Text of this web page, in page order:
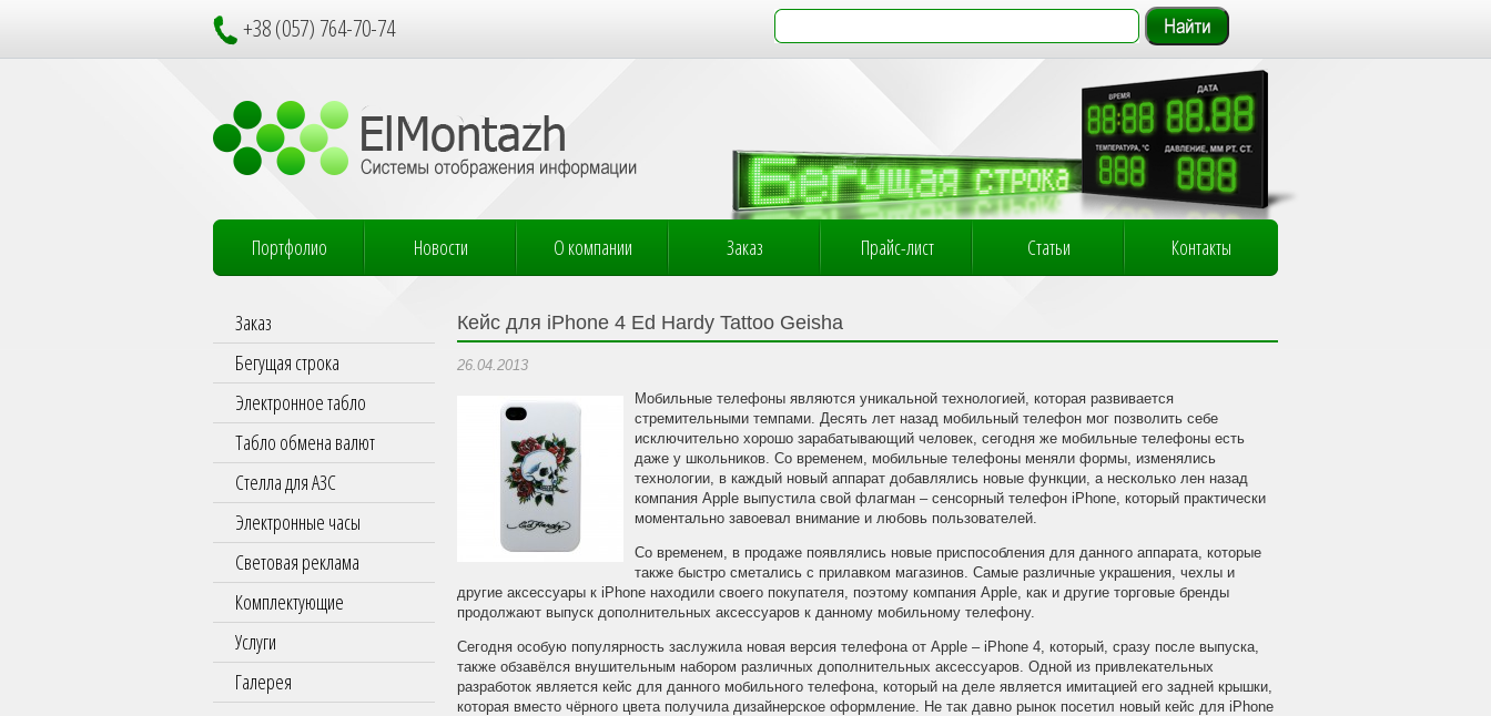
+38 (057) 764-70-74
Портфолио Новости О компании Заказ Прайс-лист Статьи Контакты
Заказ
Бегущая строка
Электронное табло
Табло обмена валют
Стелла для АЗС
Электронные часы
Световая реклама
Комплектующие
Услуги
Галерея
Кейс для iPhone 4 Ed Hardy Tattoo Geisha
26.04.2013
Мобильные телефоны являются уникальной технологией, которая развивается
стремительными темпами. Десять лет назад мобильный телефон мог позволить себе
исключительно хорошо зарабатывающий человек, сегодня же мобильные телефоны есть
даже у школьников. Со временем, мобильные телефоны меняли формы, изменялись
технологии, в каждый новый аппарат добавлялись новые функции, а несколько лен назад
компания Apple выпустила свой флагман – сенсорный телефон iPhone, который практически
моментально завоевал внимание и любовь пользователей.
Со временем, в продаже появлялись новые приспособления для данного аппарата, которые
также быстро сметались с прилавком магазинов. Самые различные украшения, чехлы и
другие аксессуары к iPhone находили своего покупателя, поэтому компания Apple, как и другие торговые бренды
продолжают выпуск дополнительных аксессуаров к данному мобильному телефону.
Сегодня особую популярность заслужила новая версия телефона от Apple – iPhone 4, который, сразу после выпуска,
также обзавёлся внушительным набором различных дополнительных аксессуаров. Одной из привлекательных
разработок является кейс для данного мобильного телефона, который на деле является имитацией его задней крышки,
которая вместо чёрного цвета получила дизайнерское оформление. Не так давно рынок посетил новый кейс для iPhone